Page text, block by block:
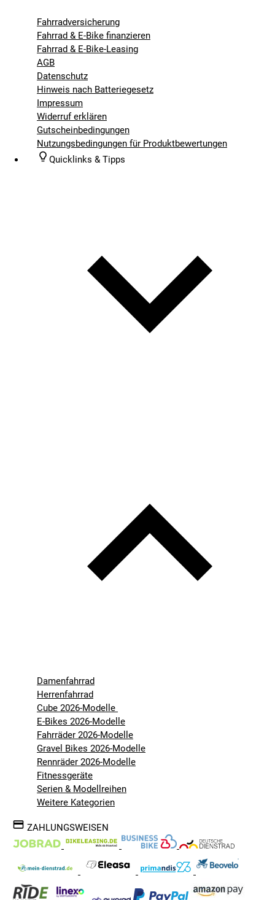
Fahrradversicherung
Fahrrad & E-Bike finanzieren
Fahrrad & E-Bike-Leasing
AGB
Datenschutz
Hinweis nach Batteriegesetz
Impressum
Widerruf erklären
Gutscheinbedingungen
Nutzungsbedingungen für Produktbewertungen
Quicklinks & Tipps
Damenfahrrad
Herrenfahrrad
Cube 2026-Modelle
E-Bikes 2026-Modelle
Fahrräder 2026-Modelle
Gravel Bikes 2026-Modelle
Rennräder 2026-Modelle
Fitnessgeräte
Serien & Modellreihen
Weitere Kategorien
ZAHLUNGSWEISEN